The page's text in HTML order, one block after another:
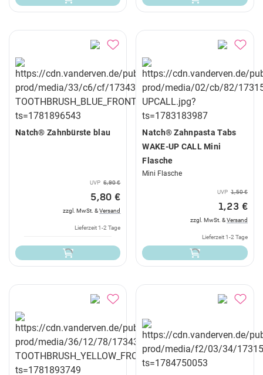
Natch® Zahnbürste blau
UVP 6,90 €
5,80 €
zzgl. MwSt. &Versand
Lieferzeit 1-2 Tage
Natch® Zahnpasta Tabs
WAKE-UP CALL Mini
Flasche
Mini Flasche
UVP 1,50 €
1,23 €
zzgl. MwSt. &Versand
Lieferzeit 1-2 Tage